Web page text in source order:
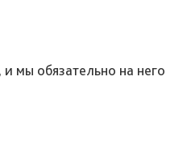
мы обязательно на него